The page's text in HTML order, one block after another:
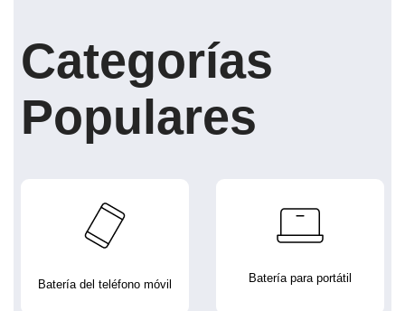
Categorías
Populares
Batería del teléfono móvil Batería para portátil